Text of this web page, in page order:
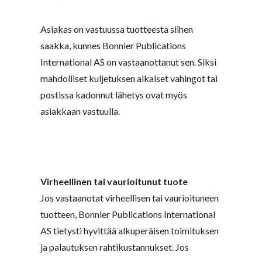
Asiakas on vastuussa tuotteesta siihen
saakka, kunnes Bonnier Publications
International AS on vastaanottanut sen. Siksi
mahdolliset kuljetuksen aikaiset vahingot tai
postissa kadonnut lähetys ovat myös
asiakkaan vastuulla.
Virheellinen tai vaurioitunut tuote
Jos vastaanotat virheellisen tai vaurioituneen
tuotteen, Bonnier Publications International
AS tietysti hyvittää alkuperäisen toimituksen
ja palautuksen rahtikustannukset. Jos